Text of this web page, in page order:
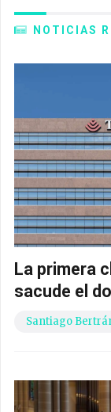
NOTICIAS
La primera
sacude el
Santiago